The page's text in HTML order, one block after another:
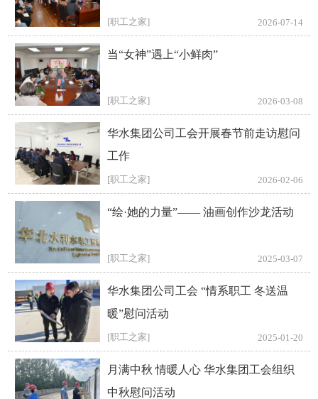
[职工之家] 2026-07-14
[职工之家]
当“女神”遇上“小鲜肉”
2026-03-08
[职工之家]
华水集团公司工会开展春节前走访慰问
工作
2026-02-06
[职工之家]
“绘·她的力量”—— 油画创作沙龙活动
2025-03-07
[职工之家]
华水集团公司工会 “情系职工 冬送温
暖”慰问活动
2025-01-20
月满中秋 情暖人心 华水集团工会组织
中秋慰问活动